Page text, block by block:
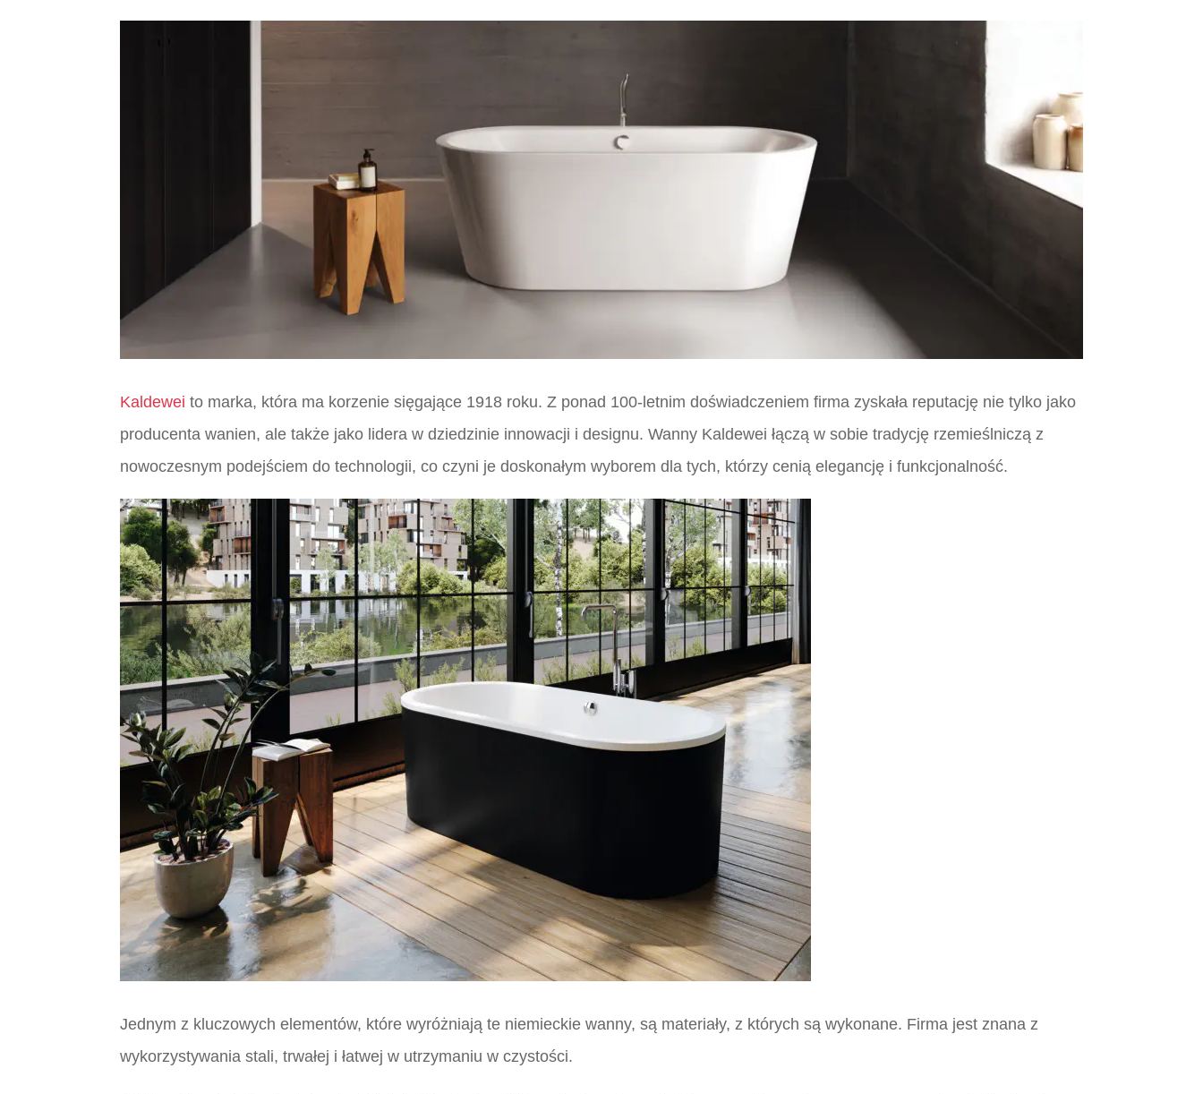
Kaldewei to marka, która ma korzenie sięgające 1918 roku. Z ponad 100-letnim doświadczeniem firma zyskała reputację nie tylko jako
producenta wanien, ale także jako lidera w dziedzinie innowacji i designu. Wanny Kaldewei łączą w sobie tradycję rzemieślniczą z
nowoczesnym podejściem do technologii, co czyni je doskonałym wyborem dla tych, którzy cenią elegancję i funkcjonalność.
Jednym z kluczowych elementów, które wyróżniają te niemieckie wanny, są materiały, z których są wykonane. Firma jest znana z
wykorzystywania stali, trwałej i łatwej w utrzymaniu w czystości.